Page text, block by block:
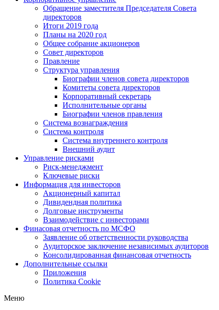
Обращение заместителя Председателя Совета
директоров
Итоги 2019 года
Планы на 2020 год
Общее собрание акционеров
Совет директоров
Правление
Структура управления
Биографии членов совета директоров
Комитеты совета директоров
Корпоративный секретарь
Исполнительные органы
Биографии членов правления
Система вознаграждения
Система контроля
Система внутреннего контроля
Внешний аудит
Управление рисками
Риск-менеджмент
Ключевые риски
Информация для инвесторов
Акционерный капитал
Дивидендная политика
Долговые инструменты
Взаимодействие с инвеcторами
Финасовая отчетность по МСФО
Заявление об ответственности руководства
Аудиторское заключение независимых аудиторов
Консолидированная финансовая отчетность
Дополнительные ссылки
Приложения
Политика Cookie
Меню